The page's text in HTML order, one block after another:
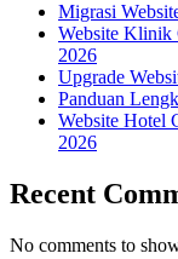
Migrasi
Website Klinik
2026
Upgrade
Panduan
Website Hotel
2026
Recent
No comments to